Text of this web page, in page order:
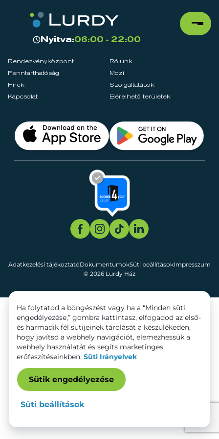
Nyitva:06:00 - 22:00
Rendezvényközpont
Rólunk
Fenntarthatóság
Mozi
Hírek
Szolgáltatások
Kapcsolat
Bérelhető területek
© 2026 Lurdy Ház
Adatkezelési tájékoztatóDokumentumokSüti beállításokImpresszum
Ha folytatod a böngészést vagy ha a “Minden süti
engedélyezése,” gombra kattintasz, elfogadod az első-
és harmadik fél sütijeinek tárolását a készülékeden,
hogy javítsd a webhely navigációt, elemezhessük a
webhely használatát és segíts marketinges
erőfeszítéseinkben. Süti Irányelvek
Sütik engedélyezése
Süti beállítások